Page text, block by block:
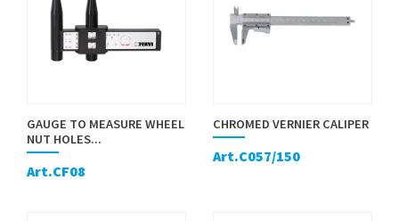
GAUGE TO MEASURE WHEEL
NUT HOLES...
Art.CF08
CHROMED VERNIER CALIPER
Art.C057/150